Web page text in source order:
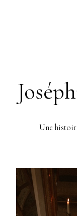
Une